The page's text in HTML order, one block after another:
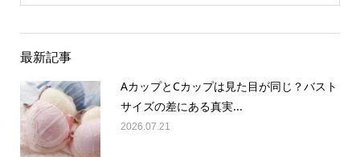
最新記事
AカップとCカップは見た目が同じ？バスト
サイズの差にある真実...
2026.07.21